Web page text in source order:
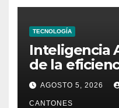
TECNOLOGÍA
Inteligencia
de la
Centros de
Seguridad
AGOSTO 5, 2026
CANTONES